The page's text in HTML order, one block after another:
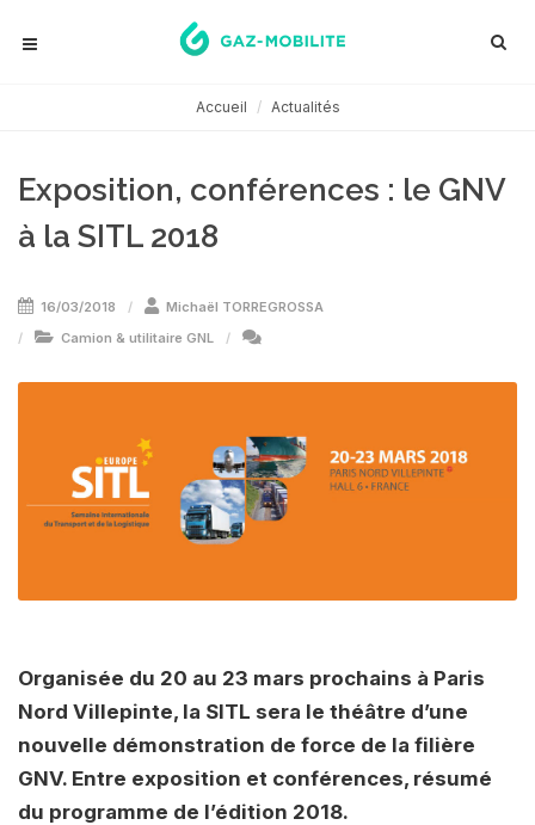
Accueil Actualités
Exposition, conférences : le GNV
à la SITL 2018
16/03/2018
Michaël TORREGROSSA
Camion & utilitaire GNL
Organisée du 20 au 23 mars prochains à Paris
Nord Villepinte, la SITL sera le théâtre d’une
nouvelle démonstration de force de la filière
GNV. Entre exposition et conférences, résumé
du programme de l’édition 2018.